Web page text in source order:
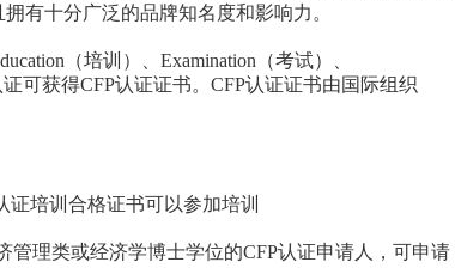
有十分广泛的品牌知名度和影响力。
（培训）、Examination（考试）、
可获得CFP认证证书。CFP认证证书由国际组织
培训合格证书可以参加培训
理类或经济学博士学位的CFP认证申请人，可申请